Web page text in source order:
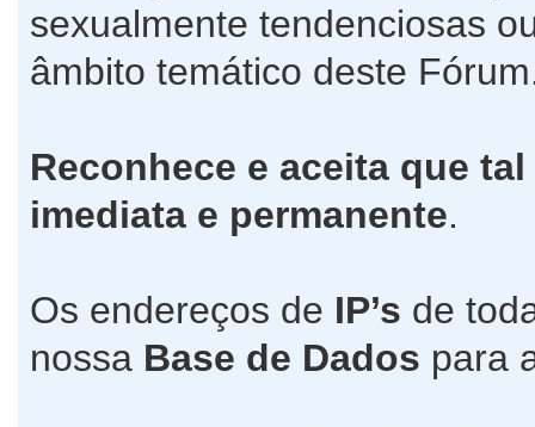
sexualmente tendenciosas
âmbito temático deste
Reconhece e aceita que
imediata e permanente.
Os endereços de IP’s de
nossa Base de Dados para